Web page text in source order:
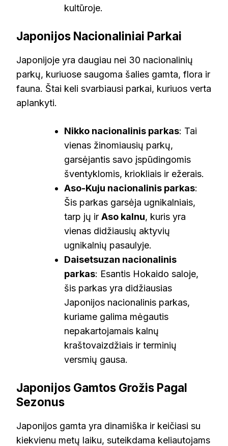
kultūroje.
Japonijos Nacionaliniai Parkai
Japonijoje yra daugiau nei 30 nacionalinių
parkų, kuriuose saugoma šalies gamta, flora ir
fauna. Štai keli svarbiausi parkai, kuriuos verta
aplankyti.
Nikko nacionalinis parkas: Tai
vienas žinomiausių parkų,
garsėjantis savo įspūdingomis
šventyklomis, kriokliais ir ežerais.
Aso-Kuju nacionalinis parkas:
Šis parkas garsėja ugnikalniais,
tarp jų ir Aso kalnu, kuris yra
vienas didžiausių aktyvių
ugnikalnių pasaulyje.
Daisetsuzan nacionalinis
parkas: Esantis Hokaido saloje,
šis parkas yra didžiausias
Japonijos nacionalinis parkas,
kuriame galima mėgautis
nepakartojamais kalnų
kraštovaizdžiais ir terminių
versmių gausa.
Japonijos Gamtos Grožis Pagal
Sezonus
Japonijos gamta yra dinamiška ir keičiasi su
kiekvienu metų laiku, suteikdama keliautojams